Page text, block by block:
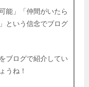
能」「仲間がいたら
という信念でブログ
ブログで紹介してい
うね！